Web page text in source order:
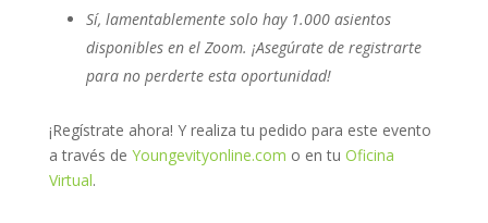
Sí, lamentablemente solo hay 1.000 asientos
disponibles en el Zoom. ¡Asegúrate de registrarte
para no perderte esta oportunidad!
¡Regístrate ahora! Y realiza tu pedido para este evento
a través de Youngevityonline.com o en tu Oficina
Virtual.